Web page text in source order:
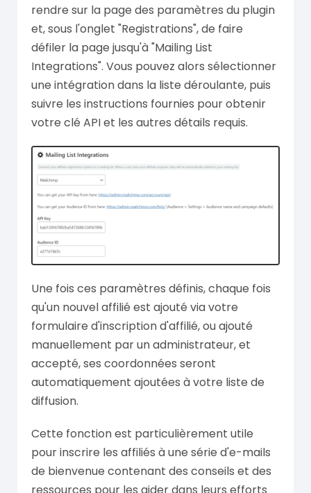
rendre sur la page des paramètres du plugin
et, sous l'onglet "Registrations", de faire
défiler la page jusqu'à "Mailing List
Integrations". Vous pouvez alors sélectionner
une intégration dans la liste déroulante, puis
suivre les instructions fournies pour obtenir
votre clé API et les autres détails requis.
Une fois ces paramètres définis, chaque fois
qu'un nouvel affilié est ajouté via votre
formulaire d'inscription d'affilié, ou ajouté
manuellement par un administrateur, et
accepté, ses coordonnées seront
automatiquement ajoutées à votre liste de
diffusion.
Cette fonction est particulièrement utile
pour inscrire les affiliés à une série d'e-mails
de bienvenue contenant des conseils et des
ressources pour les aider dans leurs efforts